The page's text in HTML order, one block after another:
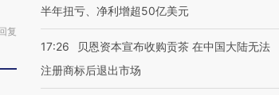
复
半年扭亏、净利增超50亿美元
17:26
贝恩资本宣布收购贡茶 在中国大陆无法
注册商标后退出市场